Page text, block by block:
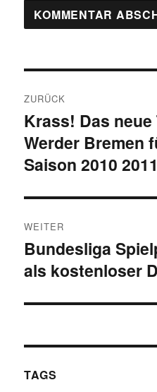
ZURÜCK
Vorheriger
Beitrag:
Krass! Das
Werder Bremen
Saison 2010 2011
WEITER
Nächster
Beitrag:
Bundesliga
als kostenloser
TAGS